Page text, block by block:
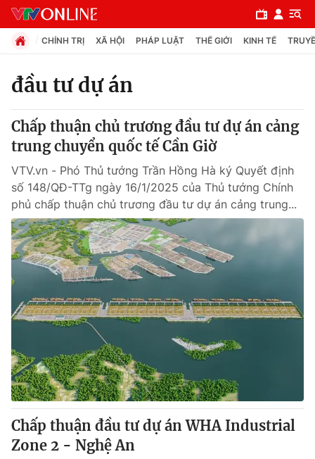
Chuyên mục
Chính trị
Xã hội
Pháp luật
Y tế
Thế giới
Thế giới đó đây
Câu chuyện quốc tế
Kinh tế
Tài chính
Thị trường
Góc doanh nghiệp
Dữ liệu và đời sống
Truyền hình
CHÍNH TRỊ XÃ HỘI PHÁP LUẬT THẾ GIỚI KINH TẾ
đầu tư dự án
Chấp thuận chủ trương đầu tư dự án cảng
trung chuyển quốc tế Cần Giờ
VTV.vn - Phó Thủ tướng Trần Hồng Hà ký Quyết định
số 148/QĐ-TTg ngày 16/1/2025 của Thủ tướng Chính
phủ chấp thuận chủ trương đầu tư dự án cảng trung...
Chấp thuận đầu tư dự án WHA Industrial
Zone 2 - Nghệ An